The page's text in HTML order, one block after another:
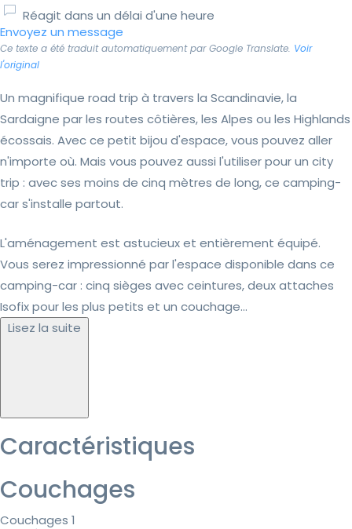
Réagit dans un délai d'une heure
Envoyez un message
Ce texte a été traduit automatiquement par Google Translate. Voir
l'original
Un magnifique road trip à travers la Scandinavie, la
Sardaigne par les routes côtières, les Alpes ou les Highlands
écossais. Avec ce petit bijou d'espace, vous pouvez aller
n'importe où. Mais vous pouvez aussi l'utiliser pour un city
trip : avec ses moins de cinq mètres de long, ce camping-
car s'installe partout.
L'aménagement est astucieux et entièrement équipé.
Vous serez impressionné par l'espace disponible dans ce
camping-car : cinq sièges avec ceintures, deux attaches
Isofix pour les plus petits et un couchage...
Lisez la suite
Caractéristiques
Couchages
Couchages 1